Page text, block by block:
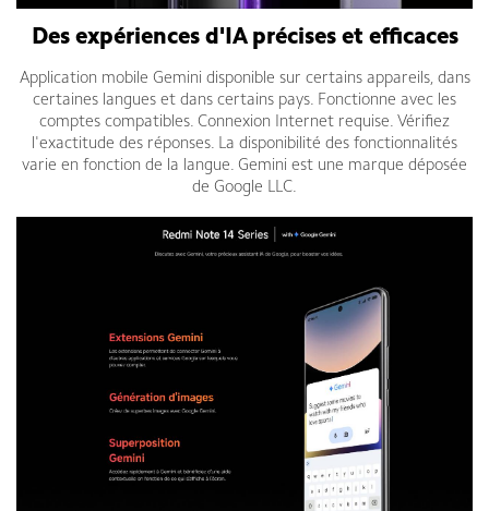
Des expériences d'IA précises et efficaces
Application mobile Gemini disponible sur certains appareils, dans
certaines langues et dans certains pays. Fonctionne avec les
comptes compatibles. Connexion Internet requise. Vérifiez
l'exactitude des réponses. La disponibilité des fonctionnalités
varie en fonction de la langue. Gemini est une marque déposée
de Google LLC.